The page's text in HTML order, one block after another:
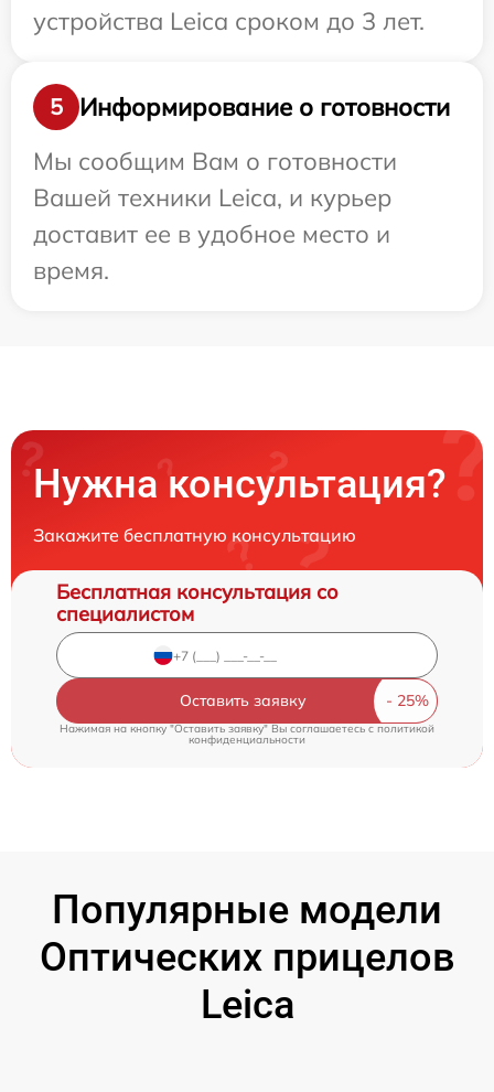
устройства Leica сроком до 3 лет.
5
Информирование о готовности
Мы сообщим Вам о готовности
Вашей техники Leica, и курьер
доставит ее в удобное место и
время.
Нужна консультация?
Закажите бесплатную консультацию
Бесплатная консультация со
специалистом
Оставить заявку
Нажимая на кнопку "Оставить заявку" Вы соглашаетесь cполитикой
конфиденциальности
Популярные модели
Оптических прицелов
Leica